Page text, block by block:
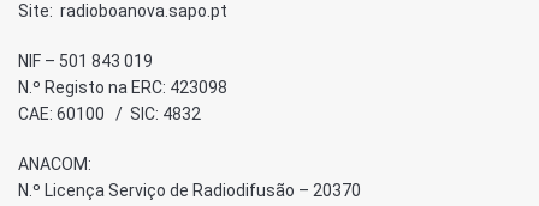
Site: radioboanova.sapo.pt
NIF – 501 843 019
N.º Registo na ERC: 423098
CAE: 60100 / SIC: 4832
ANACOM:
N.º Licença Serviço de Radiodifusão – 20370